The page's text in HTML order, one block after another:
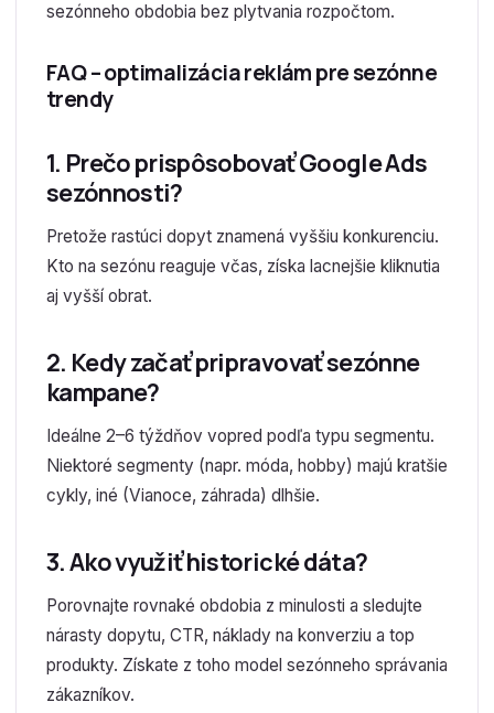
sezónneho obdobia bez plytvania rozpočtom.
FAQ – optimalizácia reklám pre sezónne
trendy
1. Prečo prispôsobovať Google Ads
sezónnosti?
Pretože rastúci dopyt znamená vyššiu konkurenciu.
Kto na sezónu reaguje včas, získa lacnejšie kliknutia
aj vyšší obrat.
2. Kedy začať pripravovať sezónne
kampane?
Ideálne 2–6 týždňov vopred podľa typu segmentu.
Niektoré segmenty (napr. móda, hobby) majú kratšie
cykly, iné (Vianoce, záhrada) dlhšie.
3. Ako využiť historické dáta?
Porovnajte rovnaké obdobia z minulosti a sledujte
nárasty dopytu, CTR, náklady na konverziu a top
produkty. Získate z toho model sezónneho správania
zákazníkov.